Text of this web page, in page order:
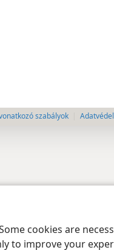
cookies are
to improve your
szabályok